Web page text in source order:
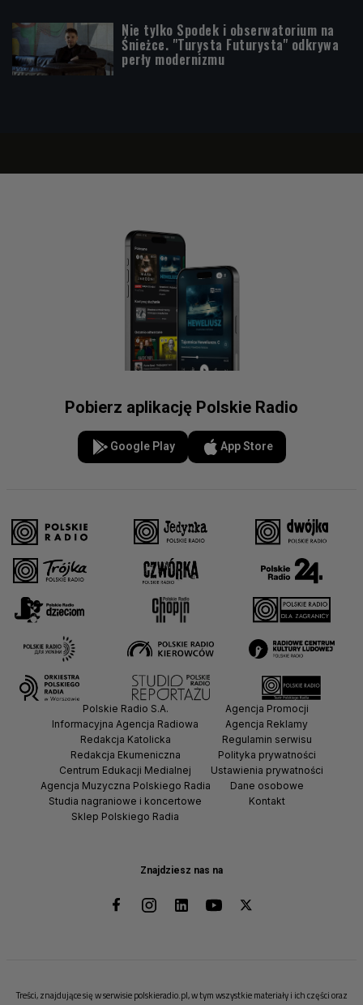
Nie tylko Spodek i obserwatorium na
Śnieżce. "Turysta Futurysta" odkrywa
perły modernizmu
Pobierz aplikację Polskie Radio
Google Play App Store
Znajdziesz nas na
Polskie Radio S.A.
Informacyjna Agencja Radiowa
Redakcja Katolicka
Redakcja Ekumeniczna
Centrum Edukacji Medialnej
Agencja Muzyczna Polskiego Radia
Studia nagraniowe i koncertowe
Sklep Polskiego Radia
Agencja Promocji
Agencja Reklamy
Regulamin serwisu
Polityka prywatności
Ustawienia prywatności
Dane osobowe
Kontakt
Treści, znajdujące się w serwisie polskieradio.pl, w tym wszystkie materiały i ich części oraz